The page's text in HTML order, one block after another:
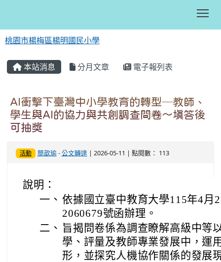
桃園市楊梅區楊明國民小學
本站消息 分月文章 電子報列表
AI衝擊下臺灣中小學教育的轉型─教師、
學生與AI的協力與共創調查問卷～填答後
可抽獎
活動 簡歆瑜-公文轉達 | 2026-05-11 | 點閱數： 113
說明：
一、 依據國立臺中教育大學115年4月
2060679號函辦理。
二、 旨揭問卷係為調查瞭解高級中等
學、評量及教師專業發展中，運
形，並探究人機協作關係的發展